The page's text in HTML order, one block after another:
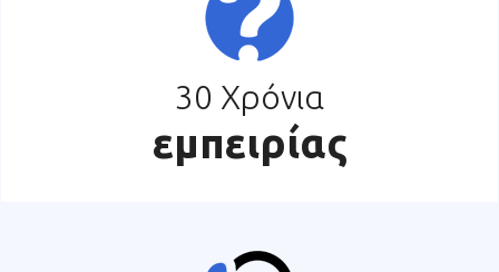
30 Χρόνια
εμπειρίας